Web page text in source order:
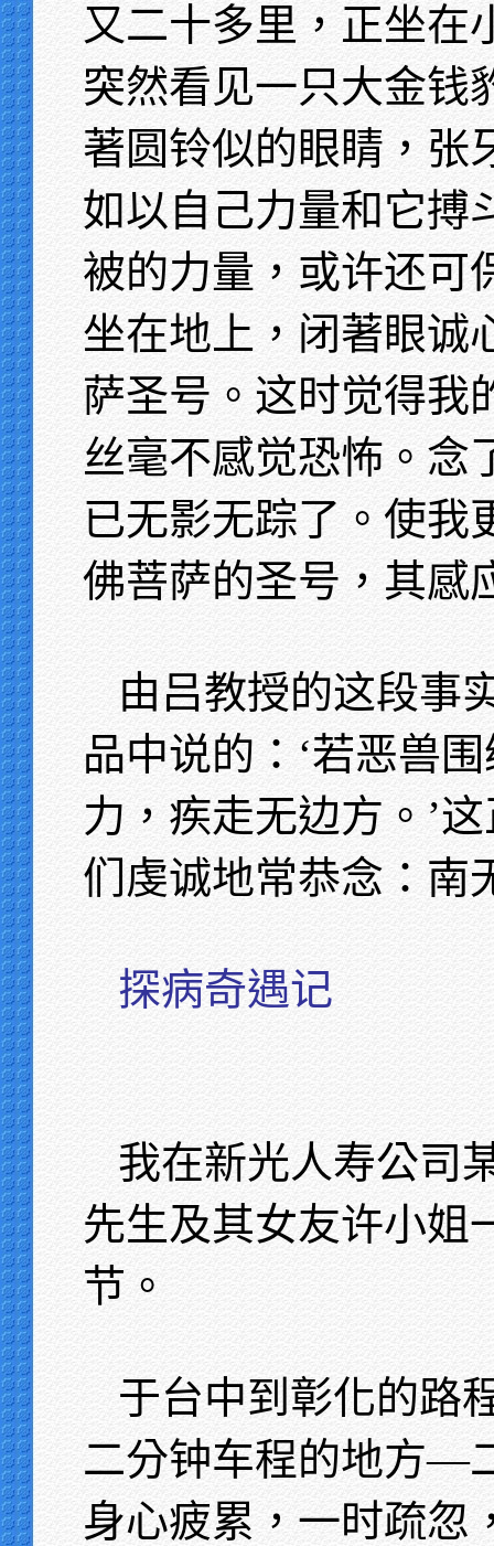
又二十多里，正坐在
突然看见一只大金钱
著圆铃似的眼睛，张
如以自己力量和它搏
被的力量，或许还可
坐在地上，闭著眼诚
萨圣号。这时觉得我
丝毫不感觉恐怖。念
已无影无踪了。使我
佛菩萨的圣号，其感
由吕教授的这段事
品中说的：‘若恶兽
力，疾走无边方。’
们虔诚地常恭念：南
探病奇遇记
我在新光人寿公司
先生及其女友许小姐
节。
于台中到彰化的路
二分钟车程的地方—
身心疲累，一时疏忽